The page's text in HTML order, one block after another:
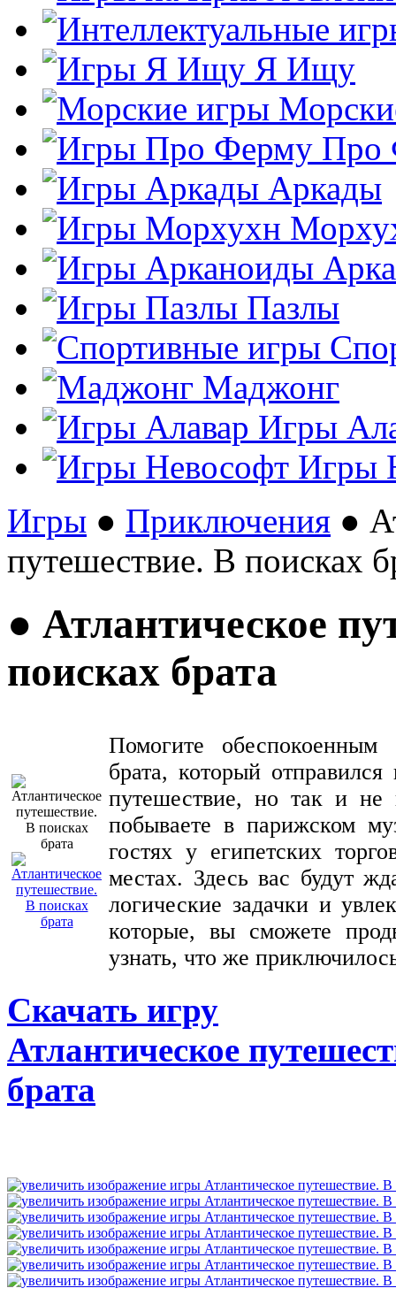
Я Ищу
Про
Аркады
Пазлы
Маджонг
Игры
Игры
Игры ● Приключения ●
путешествие. В поисках
● Атлантическое
поисках брата
Помогите обеспокоенным
брата, который отправился
путешествие, но так и не
побываете в парижском
гостях у египетских
местах. Здесь вас будут
логические задачки и
которые, вы сможете
узнать, что же
Скачать игру
Атлантическое
брата